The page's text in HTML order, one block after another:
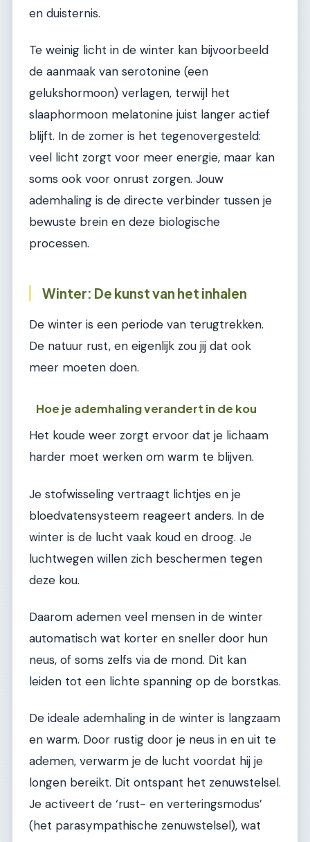
en duisternis.
Te weinig licht in de winter kan bijvoorbeeld
de aanmaak van serotonine (een
gelukshormoon) verlagen, terwijl het
slaaphormoon melatonine juist langer actief
blijft. In de zomer is het tegenovergesteld:
veel licht zorgt voor meer energie, maar kan
soms ook voor onrust zorgen. Jouw
ademhaling is de directe verbinder tussen je
bewuste brein en deze biologische
processen.
Winter: De kunst van het inhalen
De winter is een periode van terugtrekken.
De natuur rust, en eigenlijk zou jij dat ook
meer moeten doen.
Hoe je ademhaling verandert in de kou
Het koude weer zorgt ervoor dat je lichaam
harder moet werken om warm te blijven.
Je stofwisseling vertraagt lichtjes en je
bloedvatensysteem reageert anders. In de
winter is de lucht vaak koud en droog. Je
luchtwegen willen zich beschermen tegen
deze kou.
Daarom ademen veel mensen in de winter
automatisch wat korter en sneller door hun
neus, of soms zelfs via de mond. Dit kan
leiden tot een lichte spanning op de borstkas.
De ideale ademhaling in de winter is langzaam
en warm. Door rustig door je neus in en uit te
ademen, verwarm je de lucht voordat hij je
longen bereikt. Dit ontspant het zenuwstelsel.
Je activeert de ‘rust- en verteringsmodus’
(het parasympathische zenuwstelsel), wat